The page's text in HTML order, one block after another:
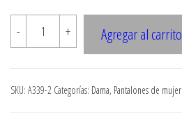
-
A308
PANTALON
VESTIR
+ Agregar al carrito
SKU: A339-2 Categorías: Dama, Pantalones de mujer